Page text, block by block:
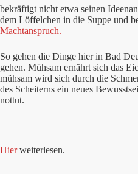
bekräftigt nicht etwa seinen
dem Löffelchen in die Suppe und
Machtanspruch.
So gehen die Dinge hier in Bad
gehen. Mühsam ernährt sich das
mühsam wird sich durch die
des Scheiterns ein neues
nottut.
Hierweiterlesen.